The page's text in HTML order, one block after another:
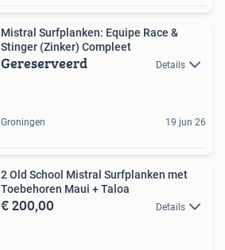
Mistral Surfplanken: Equipe Race &
Stinger (Zinker) Compleet
Gereserveerd Details
Groningen 19 jun 26
2 Old School Mistral Surfplanken met
Toebehoren Maui + Taloa
€ 200,00 Details